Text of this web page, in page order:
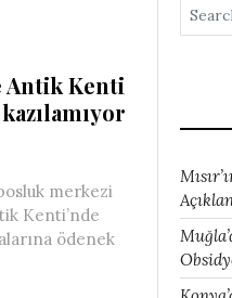
Antik Kenti
merkezi
Kenti’nde
ödenek